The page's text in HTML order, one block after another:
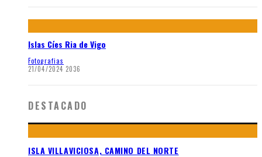
Islas Cíes Ria de Vigo
Fotografias
21/04/2024 2036
DESTACADO
ISLA VILLAVICIOSA, CAMINO DEL NORTE